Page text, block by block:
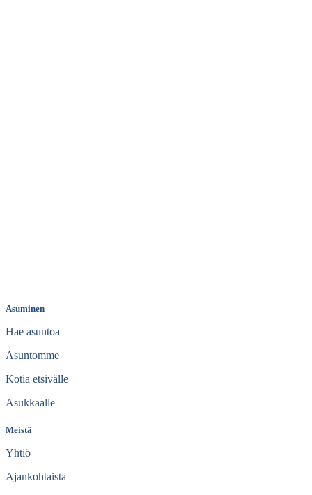
Asuminen
Hae asuntoa
Asuntomme
Kotia etsivälle
Asukkaalle
Meistä
Yhtiö
Ajankohtaista